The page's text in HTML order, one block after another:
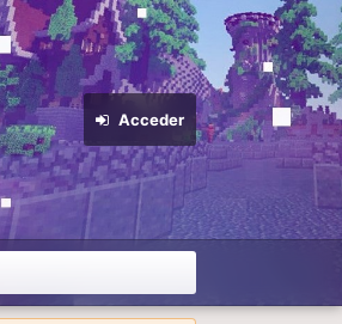
Acceder